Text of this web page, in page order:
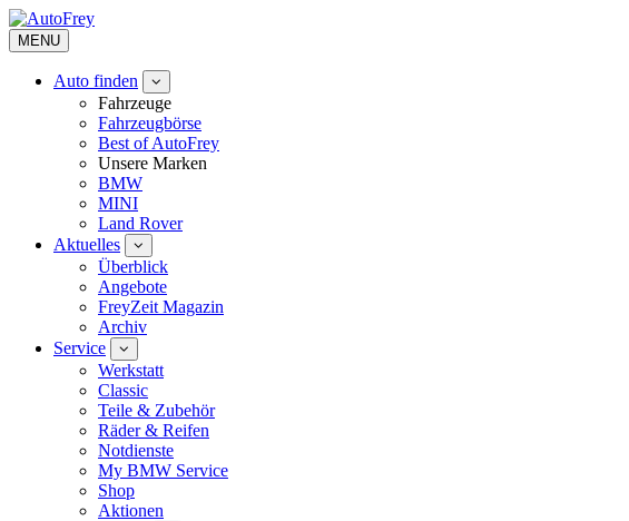
MENU
Auto finden
Fahrzeuge
Fahrzeugbörse
Best of AutoFrey
Unsere Marken
BMW
MINI
Land Rover
Aktuelles
Überblick
Angebote
FreyZeit Magazin
Archiv
Service
Werkstatt
Classic
Teile & Zubehör
Räder & Reifen
Notdienste
My BMW Service
Shop
Aktionen